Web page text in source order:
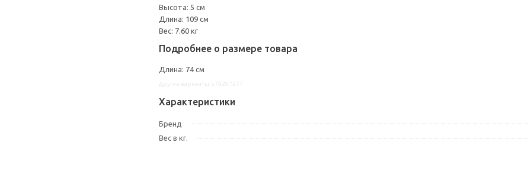
Высота: 5 см
Длина: 109 см
Вес: 7.60 кг
Подробнее о размере товара
Длина: 74 см
Характеристики
Бренд
Вес в кг.